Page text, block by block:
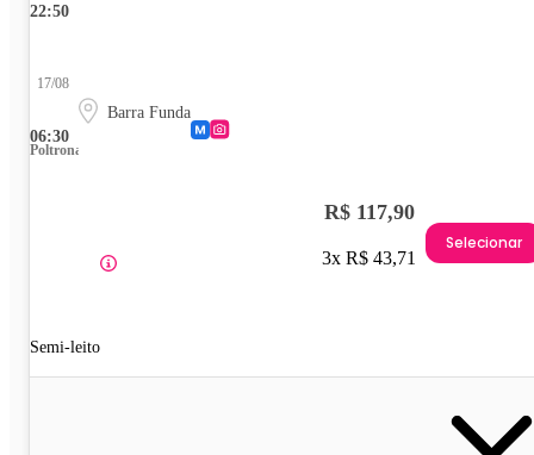
22:50
06:30
17/08
Barra Funda
Poltrona
Semi-leito
R$ 117,90
3x R$ 43,71
Selecionar